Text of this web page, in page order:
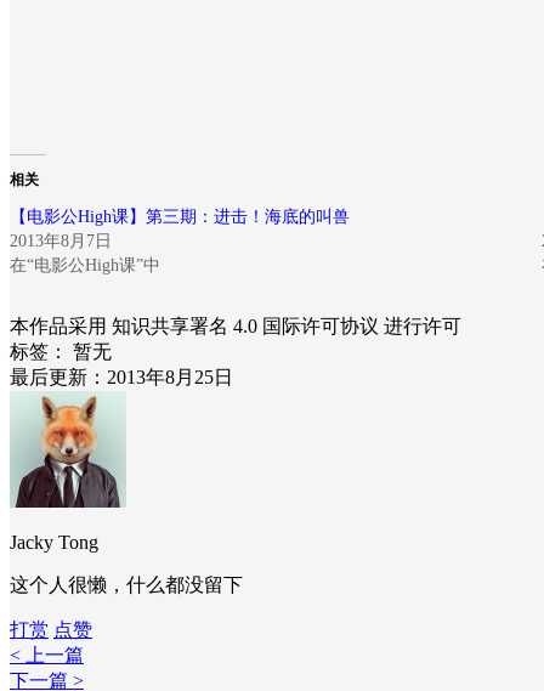
相关
【电影公High课】第三期：进击！海底的叫兽
2013年8月7日
在“电影公High课”中
本作品采用 知识共享署名 4.0 国际许可协议 进行许可
标签：
暂无
最后更新：2013年8月25日
Jacky Tong
这个人很懒，什么都没留下
打赏 点赞
< 上一篇
下一篇 >